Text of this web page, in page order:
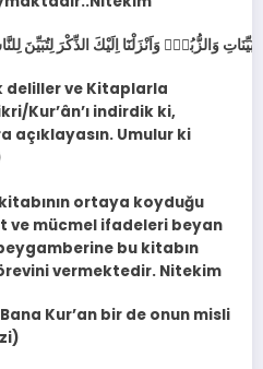
deliller ve Kitaplarla
Kur’ân’ı indirdik ki,
açıklayasın. Umulur ki
ortaya koyduğu
mücmel ifadeleri beyan
bu kitabın
vermektedir. Nitekim
Kur’an bir de onun misli